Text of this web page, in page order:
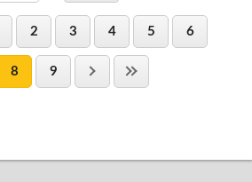
2 3 4 5 6
8 9